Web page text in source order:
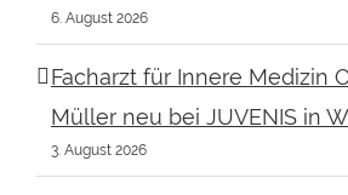
6. August 2026
Facharzt für Innere Medizin
Müller neu bei JUVENIS in
3. August 2026